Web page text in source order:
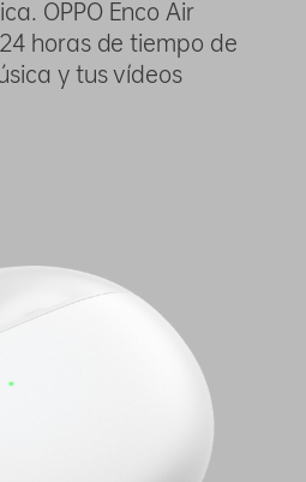
OPPO Enco Air
horas de tiempo de
y tus vídeos